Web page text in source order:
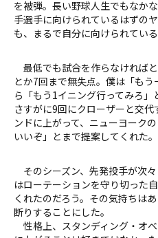
を被弾。長い野球人生でもなか
手選手に向けられているはずの
も、まるで自分に向けられている
最低でも試合を作らなければ
とか7回まで無失点。僕は「も
ら「もう1イニング行ってみろ」
さすがに9回にクローザーと交
ンドに上がって、ニューヨーク
いいぞ」とまで提案してくれた。
そのシーズン、先発投手が次
はローテーションを守り切った
くれたのだろう。その気持ちは
断りすることにした。
性格上、スタンディング・オ